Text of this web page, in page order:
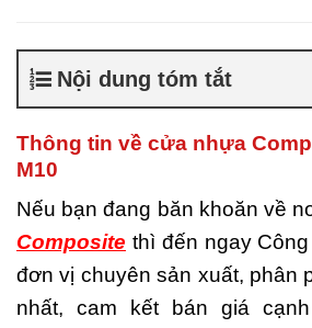
nhiêu
là gì,
TPHCM,Cửa
Đánh giá cửa
nhựa giả gỗ chất
Nhược điểm của
composite,Nơi
nhựa Composite
cửa nhựa
Sản xuất cửa
Nội dung tóm tắt
Thông tin về cửa nhựa
M10
Nếu bạn đang băn khoăn về
Composite thì đến ngay
đơn vị chuyên sản xuất, phân
nhất, cam kết bán giá